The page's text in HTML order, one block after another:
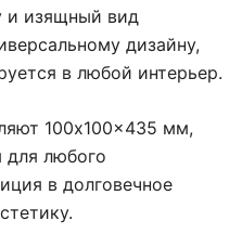
и изящный вид
дизайну,
в любой интерьер.
100х100×435 мм,
для любого
в долговечное